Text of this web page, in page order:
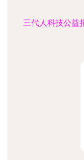
三代人科技公益